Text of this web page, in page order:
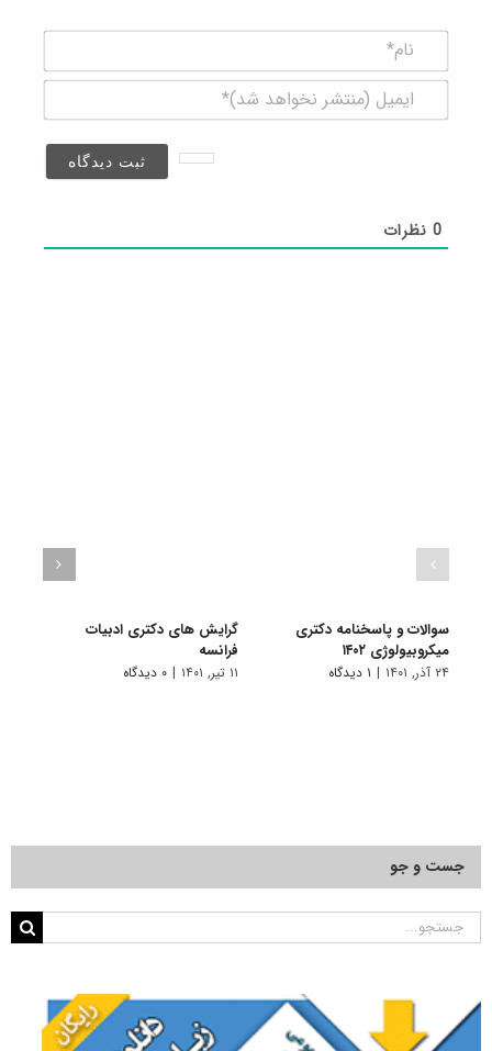
(منتشر
0نظرات
سوالات و پاسخنامه دکتری
میکروبیولوژی ۱۴۰۲
۲۴ آذر, ۱۴۰۱ | ۱ دیدگاه
گرایش های دکتری ادبیات
فراﻧﺴﻪ
۱۱ تیر, ۱۴۰۱ | ۰ دیدگاه
جست و جو
جستجو